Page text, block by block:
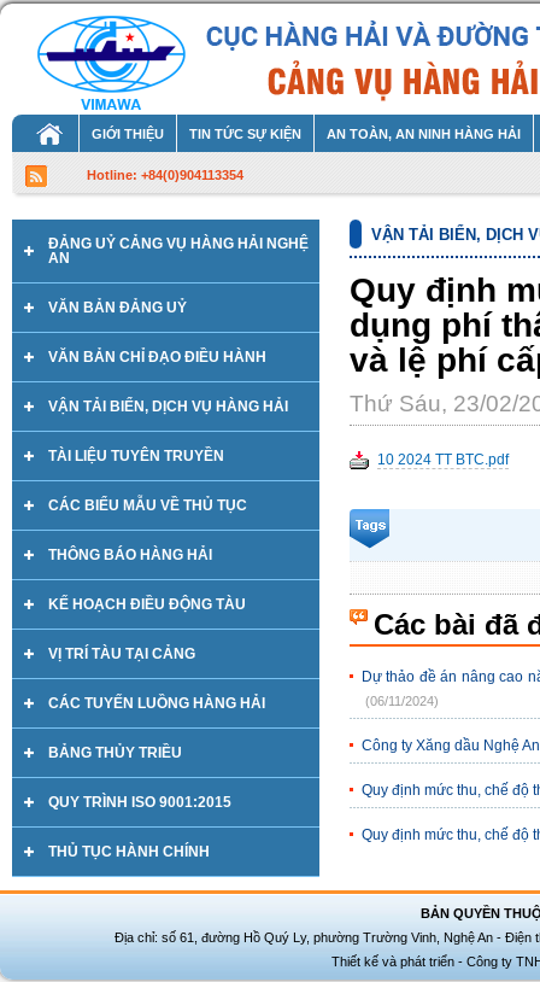
GIỚI THIỆU TIN TỨC SỰ KIỆN AN TOÀN, AN NINH HÀNG HẢI
Hotline: +84(0)904113354
ĐẢNG UỶ CẢNG VỤ HÀNG HẢI NGHỆ
AN
VĂN BẢN ĐẢNG UỶ
VĂN BẢN CHỈ ĐẠO ĐIỀU HÀNH
VẬN TẢI BIỂN, DỊCH VỤ HÀNG HẢI
TÀI LIỆU TUYÊN TRUYỀN
CÁC BIỂU MẪU VỀ THỦ TỤC
THÔNG BÁO HÀNG HẢI
KẾ HOẠCH ĐIỀU ĐỘNG TÀU
VỊ TRÍ TÀU TẠI CẢNG
CÁC TUYẾN LUỒNG HÀNG HẢI
BẢNG THỦY TRIỀU
QUY TRÌNH ISO 9001:2015
THỦ TỤC HÀNH CHÍNH
VẬN TẢI BIỂN, DỊCH
Quy định
dụng phí
và lệ phí
Thứ Sáu, 23/02/
10 2024 TT BTC.pdf
Các bài đã
Dự thảo đề án nâng cao
(06/11/2024)
Công ty Xăng dầu Nghệ An
Quy định mức thu, chế độ
Quy định mức thu, chế độ
BẢN QUYỀN
Địa chỉ: số 61, đường Hồ Quý Ly, phường Trường Vinh, Nghệ An - Điện
Thiết kế và phát triển - Công ty